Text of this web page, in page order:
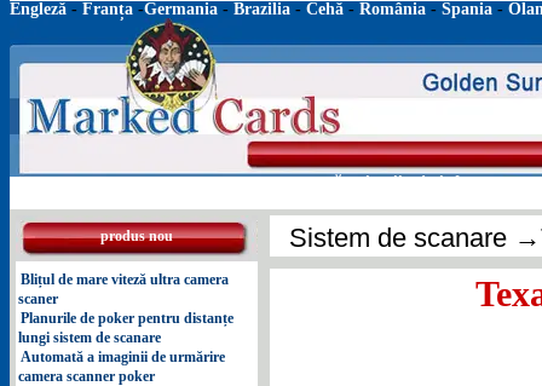
Engleză- Franța-Germania - Brazilia- Cehă - România- Spania -
acasă lentile de infraroșu
produs nou
Blițul de mare viteză ultra camera
scaner
Planurile de poker pentru distanțe
lungi sistem de scanare
Automată a imaginii de urmărire
camera scanner poker
Sistem de scanare